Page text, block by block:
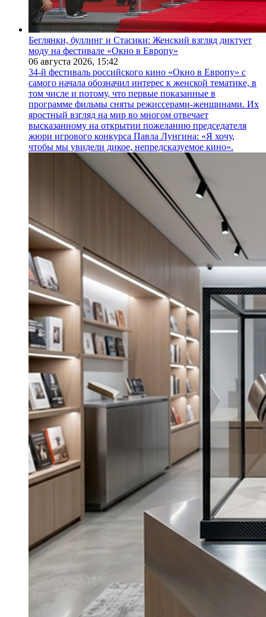
Беглянки, буллинг и Стасики: Женский взгляд диктует
моду на фестивале «Окно в Европу»
06 августа 2026, 15:42
34-й фестиваль российского кино «Окно в Европу» с
самого начала обозначил интерес к женской тематике, в
том числе и потому, что первые показанные в
программе фильмы сняты режиссерами-женщинами. Их
яростный взгляд на мир во многом отвечает
высказанному на открытии пожеланию председателя
жюри игрового конкурса Павла Лунгина: «Я хочу,
чтобы мы увидели дикое, непредсказуемое кино».